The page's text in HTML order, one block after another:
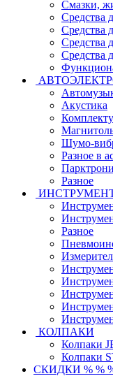
Смазки,
Средства
Средства
Средства
Средства
Акустика
Шумо-
Разное в
Разное
Разное
КОЛПАКИ
Колпаки
Колпаки
СКИДКИ % %